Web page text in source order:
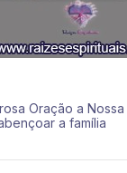
Oração a
a família